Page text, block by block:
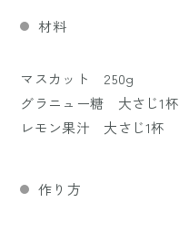
材料
マスカット 250g
グラニュー糖 大さじ1杯
レモン果汁 大さじ1杯
作り方